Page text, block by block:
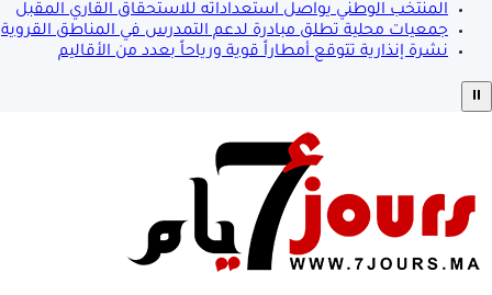
المنتخب الوطني يواصل استعداداته للاستحقاق القاري المقبل
جمعيات محلية تطلق مبادرة لدعم التمدرس في المناطق القروية
نشرة إنذارية تتوقع أمطاراً قوية ورياحاً بعدد من الأقاليم
⏸